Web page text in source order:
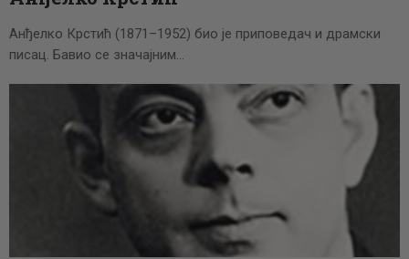
Анђелко Крстић (1871–1952) био је приповедач и драмски
писац. Бавио се значајним…